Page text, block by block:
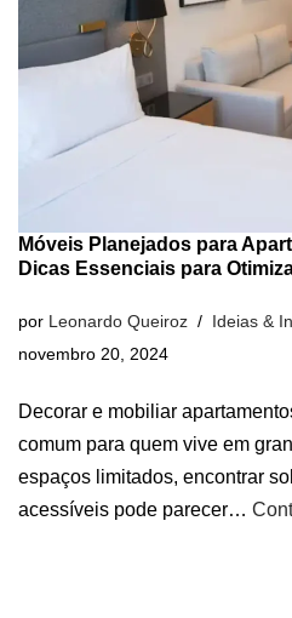
Móveis Planejados para
Dicas Essenciais para
por Leonardo Queiroz
Ideias &
novembro 20, 2024
Decorar e mobiliar
comum para quem vive em
espaços limitados, encontrar
acessíveis pode parecer…